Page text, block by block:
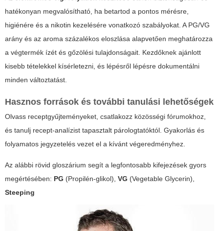
hatékonyan megvalósítható, ha betartod a pontos mérésre,
higiénére és a nikotin kezelésére vonatkozó szabályokat. A PG/VG
arány és az aroma százalékos eloszlása alapvetően meghatározza
a végtermék ízét és gőzölési tulajdonságait. Kezdőknek ajánlott
kisebb tételekkel kísérletezni, és lépésről lépésre dokumentálni
minden változtatást.
Hasznos források és további tanulási lehetőségek
Olvass receptgyűjteményeket, csatlakozz közösségi fórumokhoz,
és tanulj recept-analízist tapasztalt párologtatóktól. Gyakorlás és
folyamatos jegyzetelés vezet el a kívánt végeredményhez.
Az alábbi rövid gloszárium segít a legfontosabb kifejezések gyors
megértésében: PG (Propilén-glikol), VG (Vegetable Glycerin),
Steeping